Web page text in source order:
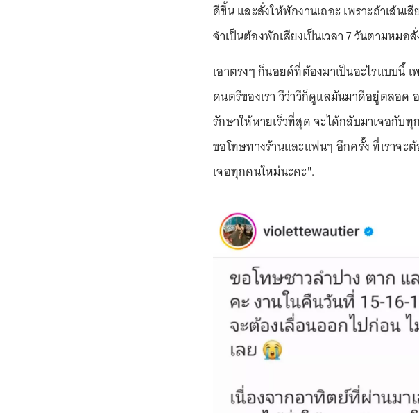
ดีขึ้น และสั่งให้พักงานเถอะ เพราะถ้าเส้นเ
จำเป็นต้องพักเสียงเป็นเวลา 7 วันตามหมอ
เอาตรงๆ ก็นอยด์ที่ต้องมาเป็นอะไรแบบนี้ เ
ดนตรีของเรา วีว่าวีก็ดูแลมันมาดีอยู่ตลอ
รักษาให้หายเร็วที่สุด จะได้กลับมาเจอกับ
ขอโทษทางร้านและแฟนๆ อีกครั้ง ที่เราจะ
เจอทุกคนใหม่นะคะ".